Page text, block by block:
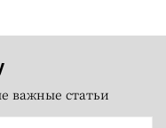
важные статьи